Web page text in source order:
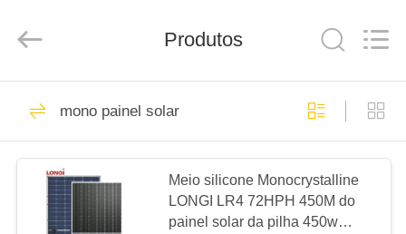
CASA
PRODUTOS
VÍDEOS
LTD.
mono painel solar
Produtos
mono painel solar
Meio silicone Monocrystalline
LONGI LR4 72HPH 450M do
painel solar da pilha 450w